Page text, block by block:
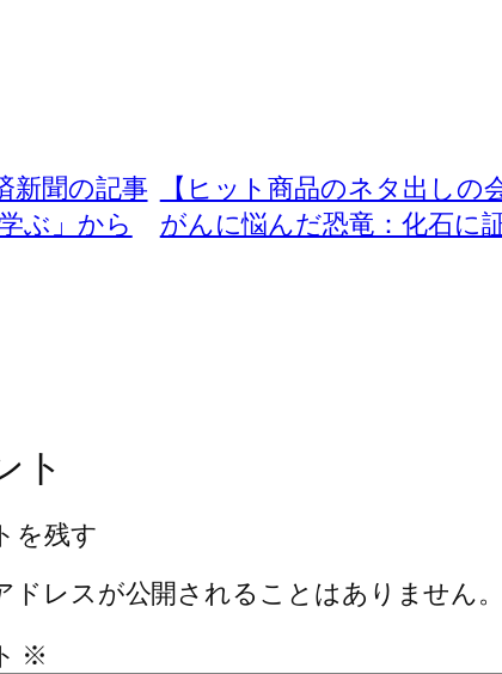
新聞の記事
ぶ」から
【ヒット商品のネタ出し
がんに悩んだ恐竜：化石に
ト
を残す
ドレスが公開されることはありません。
※